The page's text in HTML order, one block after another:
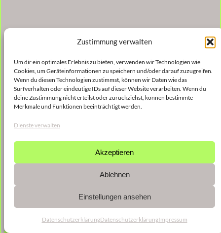
Zustimmung verwalten
Um dir ein optimales Erlebnis zu bieten, verwenden wir Technologien wie
Cookies, um Geräteinformationen zu speichern und/oder darauf zuzugreifen.
Wenn du diesen Technologien zustimmst, können wir Daten wie das
Surfverhalten oder eindeutige IDs auf dieser Website verarbeiten. Wenn du
deine Zustimmung nicht erteilst oder zurückziehst, können bestimmte
Merkmale und Funktionen beeinträchtigt werden.
Dienste verwalten
Akzeptieren
Ablehnen
Einstellungen ansehen
DatenschutzerklärungDatenschutzerklärungImpressum